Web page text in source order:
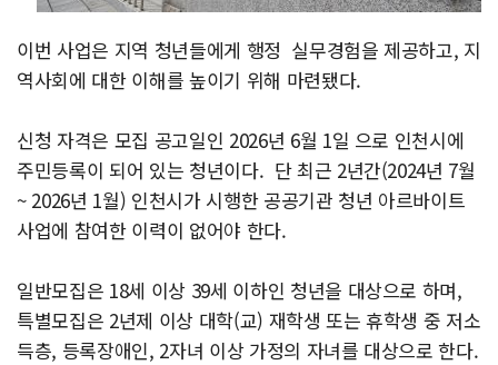
이번 사업은 지역 청년들에게 행정 실무경험을 제공하고, 지
역사회에 대한 이해를 높이기 위해 마련됐다.
신청 자격은 모집 공고일인 2026년 6월 1일 으로 인천시에
주민등록이 되어 있는 청년이다. 단 최근 2년간(2024년 7월
~ 2026년 1월) 인천시가 시행한 공공기관 청년 아르바이트
사업에 참여한 이력이 없어야 한다.
일반모집은 18세 이상 39세 이하인 청년을 대상으로 하며,
특별모집은 2년제 이상 대학(교) 재학생 또는 휴학생 중 저소
득층, 등록장애인, 2자녀 이상 가정의 자녀를 대상으로 한다.